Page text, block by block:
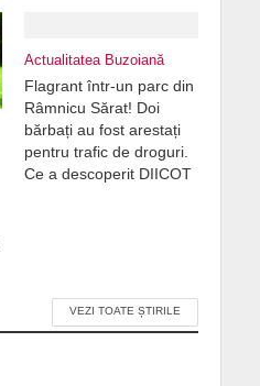
Actualitatea Buzoiană
Flagrant într-un parc din
Râmnicu Sărat! Doi
bărbați au fost arestați
pentru trafic de droguri.
Ce a descoperit DIICOT
VEZI TOATE ȘTIRILE